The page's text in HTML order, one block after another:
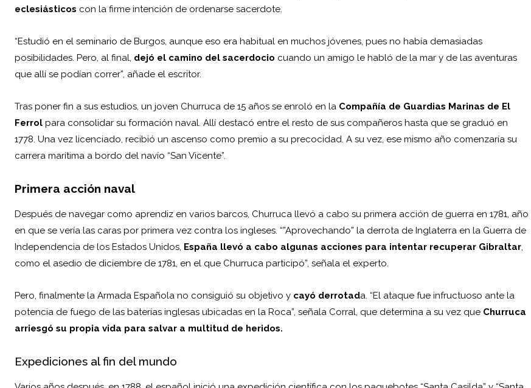
eclesiásticos con la firme intención de ordenarse sacerdote.
“Estudió en el seminario de Burgos, aunque eso era habitual en muchos jóvenes, pues no había demasiadas
posibilidades. Pero, al final, dejó el camino del sacerdocio cuando un amigo le habló de la mar y de las aventuras
que allí se podían correr”, añade el escritor.
Tras poner fin a sus estudios, un joven Churruca de 15 años se enroló en la Compañía de Guardias Marinas de El
Ferrol para consolidar su formación naval. Allí destacó entre el resto de sus compañeros hasta que se graduó en
1778. Una vez licenciado, recibió un ascenso como premio a su precocidad. A su vez, ese mismo año comenzaría su
carrera marítima a bordo del navío “San Vicente”.
Primera acción naval
Después de navegar como aprendiz en varios barcos, Churruca llevó a cabo su primera acción de guerra en 1781, año
en que se vería las caras por primera vez contra los ingleses. “”Aprovechando” la derrota de Inglaterra en la Guerra de
Independencia de los Estados Unidos, España llevó a cabo algunas acciones para intentar recuperar Gibraltar,
como el asedio de diciembre de 1781, en el que Churruca participó”, señala el experto.
Pero, finalmente la Armada Española no consiguió su objetivo y cayó derrotada. “El ataque fue infructuoso ante la
potencia de fuego de las baterías inglesas ubicadas en la Roca”, señala Corral, que determina a su vez que Churruca
arriesgó su propia vida para salvar a multitud de heridos.
Expediciones al fin del mundo